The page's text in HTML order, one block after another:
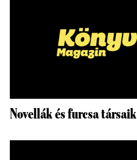
Novellák és furcsa társaik